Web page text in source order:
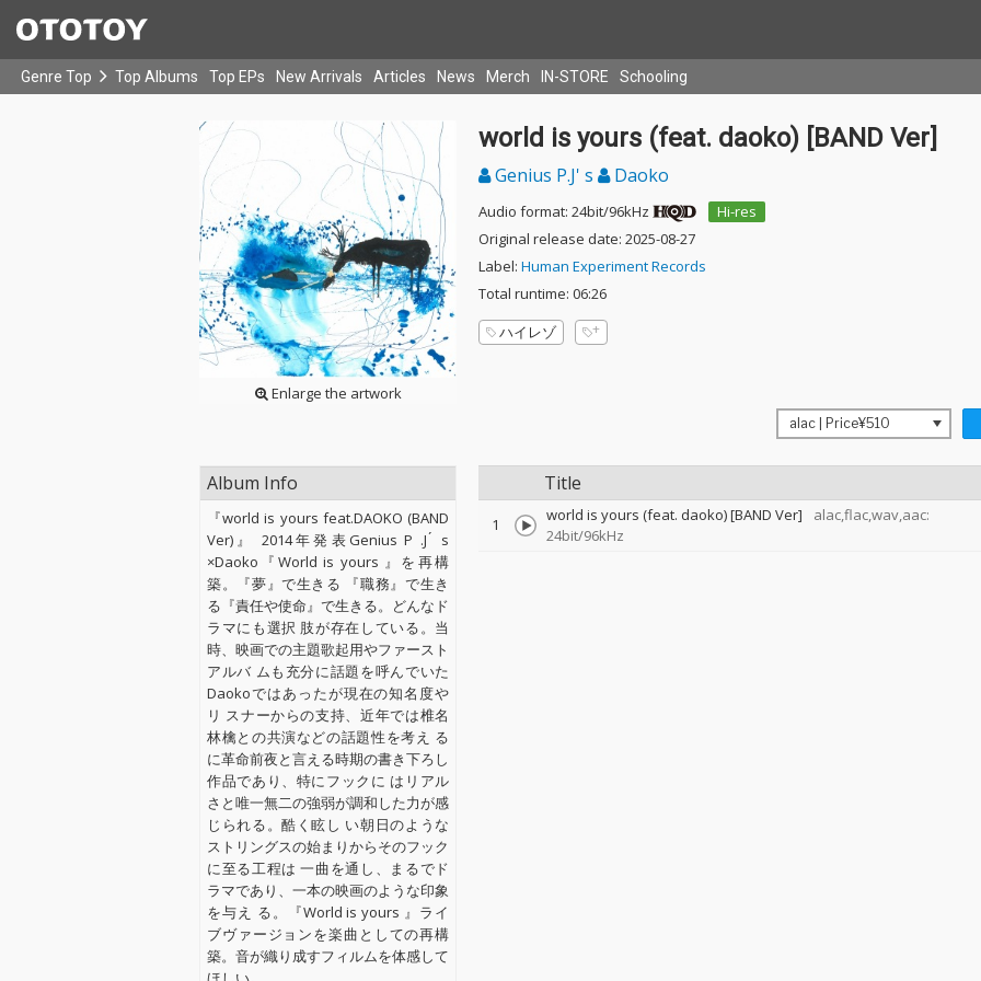
Genre Top Top Albums Top EPs New Arrivals Articles News Merch IN-STORE Schooling
Enlarge the artwork
world is yours (feat. daoko) [BAND Ver]
Genius P.J' s Daoko
Audio format: 24bit/96kHz
Hi-res
Original release date: 2025-08-27
Label: Human Experiment Records
Total runtime: 06:26
ハイレゾ
Title
1 world is yours (feat. daoko) [BAND Ver]
alac,flac,wav,aac:
24bit/96kHz
Album Info
『world is yours feat.DAOKO (BAND
Ver)』 2014年発表Genius P .J ́ s
×Daoko『World is yours 』を再構
築。『夢』で生きる 『職務』で生き
る『責任や使命』で生きる。どんなド
ラマにも選択 肢が存在している。当
時、映画での主題歌起用やファースト
アルバ ムも充分に話題を呼んでいた
Daokoではあったが現在の知名度や
リ スナーからの支持、近年では椎名
林檎との共演などの話題性を考え る
に革命前夜と言える時期の書き下ろし
作品であり、特にフックに はリアル
さと唯一無二の強弱が調和した力が感
じられる。酷く眩し い朝日のような
ストリングスの始まりからそのフック
に至る工程は 一曲を通し、まるでド
ラマであり、一本の映画のような印象
を与え る。『World is yours 』ライ
ブヴァージョンを楽曲としての再構
築。音が織り成すフィルムを体感して